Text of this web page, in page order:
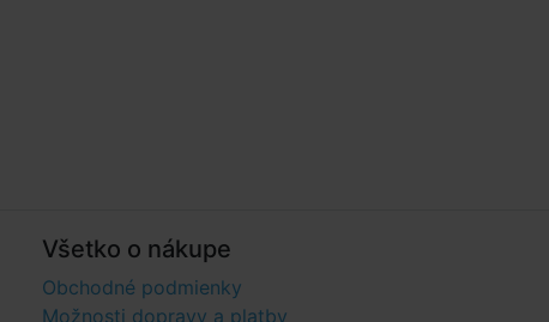
Všetko o nákupe
Obchodné podmienky
Možnosti dopravy a platby